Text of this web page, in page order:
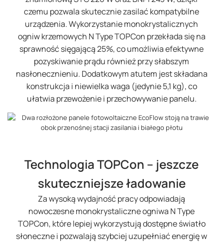
czemu pozwala skutecznie zasilać kompatybilne
urządzenia. Wykorzystanie monokrystalicznych
ogniw krzemowych N Type TOPCon przekłada się na
sprawność sięgającą 25%, co umożliwia efektywne
pozyskiwanie prądu również przy słabszym
nasłonecznieniu. Dodatkowym atutem jest składana
konstrukcja i niewielka waga (jedynie 5,1 kg), co
ułatwia przewożenie i przechowywanie panelu.
Technologia TOPCon – jeszcze
skuteczniejsze ładowanie
Za wysoką wydajność pracy odpowiadają
nowoczesne monokrystaliczne ogniwa N Type
TOPCon, które lepiej wykorzystują dostępne światło
słoneczne i pozwalają szybciej uzupełniać energię w